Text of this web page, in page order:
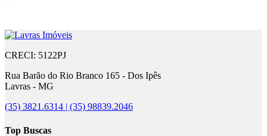
CRECI: 5122PJ
Rua Barão do Rio Branco 165 - Dos Ipês
Lavras - MG
(35) 3821.6314 | (35) 98839.2046
Top Buscas